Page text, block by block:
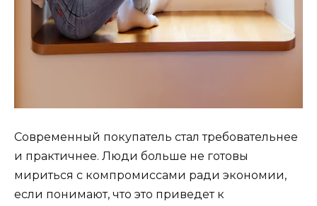
Современный покупатель стал требовательнее
и практичнее. Люди больше не готовы
мириться с компромиссами ради экономии,
если понимают, что это приведет к